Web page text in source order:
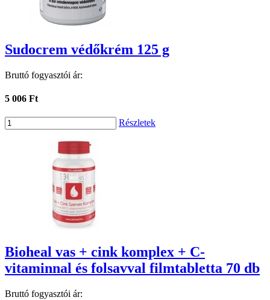
Sudocrem védőkrém 125 g
Bruttó fogyasztói ár:
5 006 Ft
Részletek
Bioheal vas + cink komplex + C-
vitaminnal és folsavval filmtabletta 70 db
Bruttó fogyasztói ár: